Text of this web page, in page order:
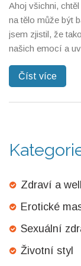
Ahoj všichni,
na tělo může být
jsem zjistil, že
našich emocí a
svým vnitřním já
sebepéče.
Číst více
Zdraví a
Erotické
Sexuální
Životní styl